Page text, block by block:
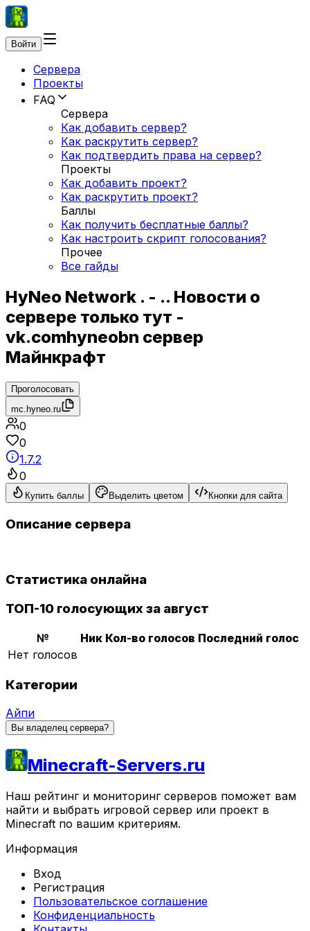
Войти
Сервера
Проекты
FAQ
Сервера
Как добавить сервер?
Как раскрутить сервер?
Как подтвердить права на сервер?
Проекты
Как добавить проект?
Как раскрутить проект?
Баллы
Как получить бесплатные баллы?
Как настроить скрипт голосования?
Прочее
Все гайды
HyNeo Network . - .. Новости о
сервере только тут -
vk.comhyneobn сервер
Майнкрафт
Проголосовать
mc.hyneo.ru
0
0
1.7.2
0
Купить баллы Выделить цветом Кнопки для сайта
Описание сервера
Статистика онлайна
ТОП-10 голосующих за август
№ Ник Кол-во голосов Последний голос
Нет голосов
Категории
Айпи
Вы владелец сервера?
Minecraft-Servers.ru
Наш рейтинг и мониторинг серверов поможет вам
найти и выбрать игровой сервер или проект в
Minecraft по вашим критериям.
Информация
Вход
Регистрация
Пользовательское соглашение
Конфиденциальность